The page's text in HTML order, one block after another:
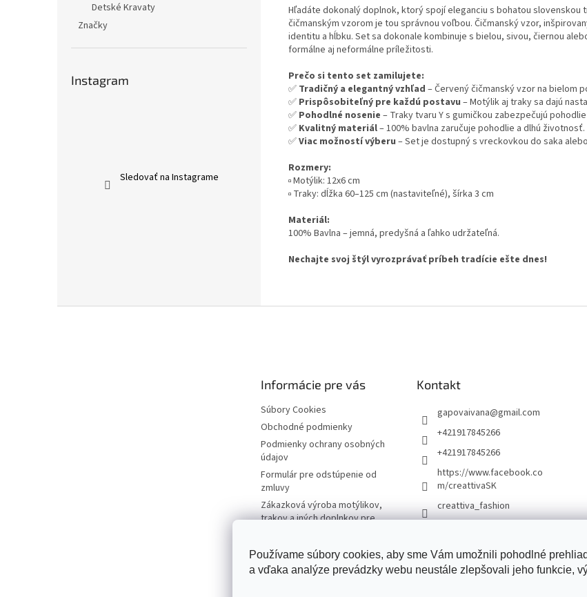
Používame súbory cookies, aby sme Vám umožnili pohodlné
a vďaka analýze prevádzky webu neustále zlepšovali jeho funkcie,
Detské Kravaty
Značky
Instagram
Sledovať na Instagrame
Hľadáte dokonalý doplnok, ktorý spojí eleganciu s bohatou
čičmanským vzorom je tou správnou voľbou. Čičmanský vzor,
identitu a hĺbku. Set sa dokonale kombinuje s bielou, sivou, čiernou
formálne aj neformálne príležitosti.
Prečo si tento set zamilujete:
✅ Tradičný a elegantný vzhľad – Červený čičmanský vzor na bielom
✅ Prispôsobiteľný pre každú postavu – Motýlik aj traky sa dajú
✅ Pohodlné nosenie – Traky tvaru Y s gumičkou zabezpečujú
✅ Kvalitný materiál– 100% bavlna zaručuje pohodlie a dlhú životnosť.
✅Viac možností výberu – Set je dostupný s vreckovkou do saka
Rozmery:
▫️ Motýlik: 12x6 cm
▫️ Traky: dĺžka 60–125 cm (nastaviteľné), šírka 3 cm
Materiál:
100% Bavlna – jemná, predyšná a ľahko udržateľná.
Nechajte svoj štýl vyrozprávať príbeh tradície ešte dnes!
Informácie pre vás
Súbory Cookies
Obchodné podmienky
Podmienky ochrany osobných
údajov
Formulár pre odstúpenie od
zmluvy
Zákazková výroba motýlikov,
trakov a iných doplnkov pre
Kontakt
gapovaivana@gmail.com
+421917845266
+421917845266
https://www.facebook.co
m/creattivaSK
creattiva_fashion